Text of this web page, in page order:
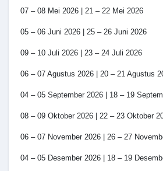
07 – 08 Mei 2026 | 21 – 22 Mei 2026
05 – 06 Juni 2026 | 25 – 26 Juni 2026
09 – 10 Juli 2026 | 23 – 24 Juli 2026
06 – 07 Agustus 2026 | 20 – 21 Agustus
04 – 05 September 2026 | 18 – 19
08 – 09 Oktober 2026 | 22 – 23 Oktober
06 – 07 November 2026 | 26 – 27
04 – 05 Desember 2026 | 18 – 19